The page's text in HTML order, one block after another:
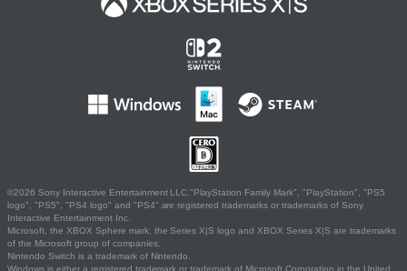
©2026 Sony Interactive Entertainment LLC."PlayStation Family Mark", "PlayStation", "PS5
logo", "PS5", "PS4 logo" and "PS4" are registered trademarks or trademarks of Sony
Interactive Entertainment Inc.
Microsoft, the XBOX Sphere mark, the Series X|S logo and XBOX Series X|S are trademarks
of the Microsoft group of companies.
Nintendo Switch is a trademark of Nintendo.
Windows is either a registered trademark or trademark of Microsoft Corporation in the United